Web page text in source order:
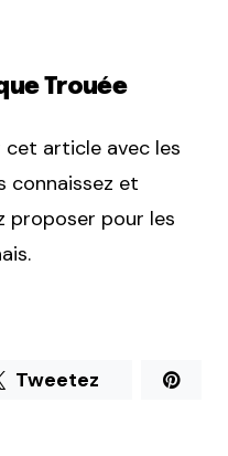
Trouée
cet article avec les
connaissez et
proposer pour les
Tweetez